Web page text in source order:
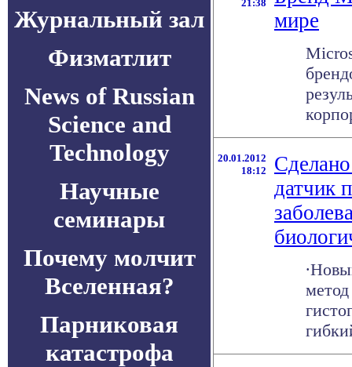
Журнальный зал
Физматлит
News of Russian
Science and
Technology
Научные
семинары
Почему молчит
Вселенная?
Парниковая
катастрофа
21:38
мире
20.01.2012
18:12
датчик